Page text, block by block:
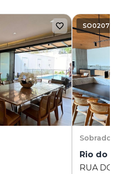
SO0207
Sobrado
Rio do
RUA